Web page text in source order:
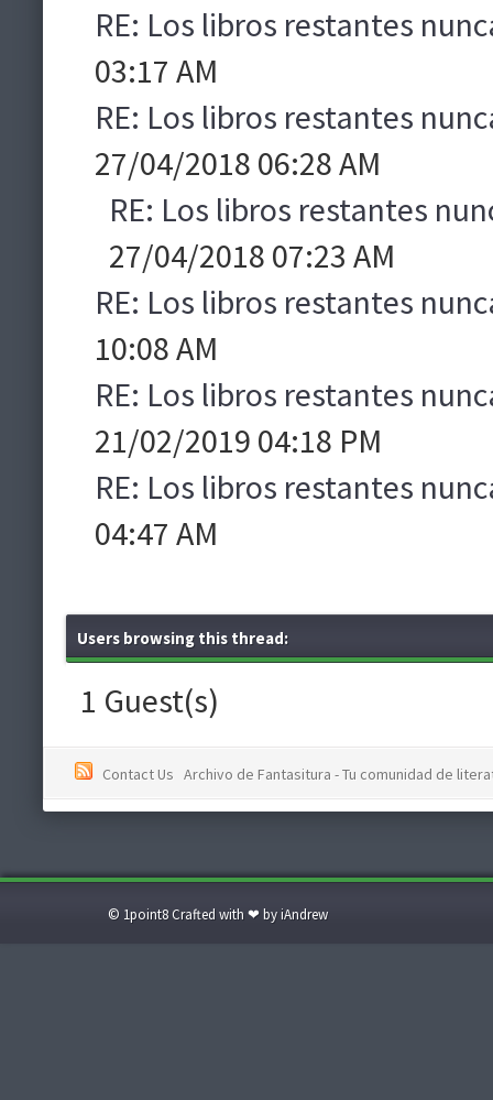
RE: Los libros restantes
03:17 AM
RE: Los libros restantes
27/04/2018 06:28 AM
RE: Los libros restantes
27/04/2018 07:23 AM
RE: Los libros restantes
10:08 AM
RE: Los libros restantes
21/02/2019 04:18 PM
RE: Los libros restantes
04:47 AM
Users browsing this thread:
1 Guest(s)
Contact Us Archivo de Fantasitura - Tu comunidad de
© 1point8 Crafted with ❤ by iAndrew